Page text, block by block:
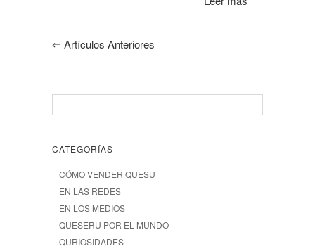
⇐ Artículos Anteriores
CATEGORÍAS
CÓMO VENDER QUESU
EN LAS REDES
EN LOS MEDIOS
QUESERU POR EL MUNDO
QURIOSIDADES